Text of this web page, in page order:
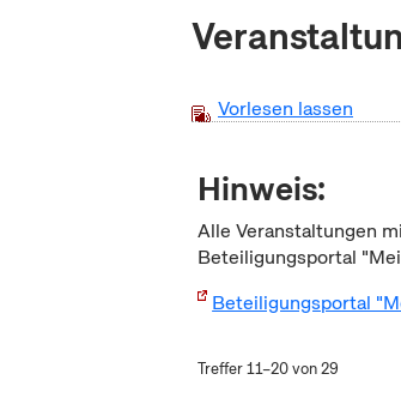
Vorlesen lassen
Hinweis:
Alle Veranstaltungen
Beteiligungsportal
Beteiligungsportal
Treffer 11–20 von 29